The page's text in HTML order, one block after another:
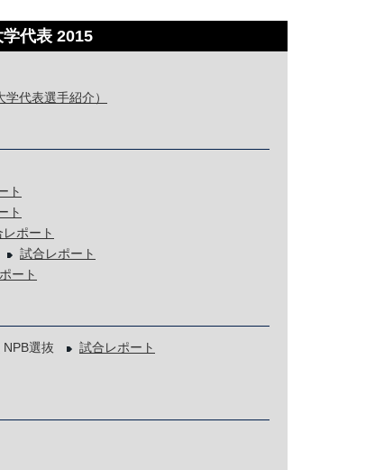
代表 2015
代表選手紹介）
ト
ト
レポート
試合レポート
ート
NPB選抜
試合レポート